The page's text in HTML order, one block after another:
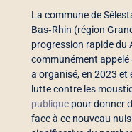
La commune de
Bas‑Rhin (région
progression rapide du
communément appelé
a organisé, en 2023 et
lutte contre les
publique pour donner
face à ce nouveau